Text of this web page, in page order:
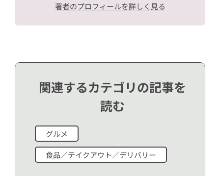
著者のプロフィールを詳しく見る
関連するカテゴリの記事を
読む
グルメ
食品／テイクアウト／デリバリー